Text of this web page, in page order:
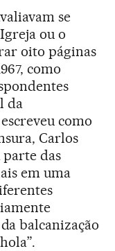
se
ou o
oito páginas
como
da
como
Carlos
parte das
em uma
balcanização